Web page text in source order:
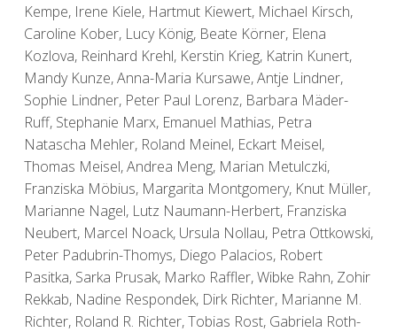
Kempe, Irene Kiele, Hartmut Kiewert, Michael Kirsch,
Caroline Kober, Lucy König, Beate Körner, Elena
Kozlova, Reinhard Krehl, Kerstin Krieg, Katrin Kunert,
Mandy Kunze, Anna-Maria Kursawe, Antje Lindner,
Sophie Lindner, Peter Paul Lorenz, Barbara Mäder-
Ruff, Stephanie Marx, Emanuel Mathias, Petra
Natascha Mehler, Roland Meinel, Eckart Meisel,
Thomas Meisel, Andrea Meng, Marian Metulczki,
Franziska Möbius, Margarita Montgomery, Knut Müller,
Marianne Nagel, Lutz Naumann-Herbert, Franziska
Neubert, Marcel Noack, Ursula Nollau, Petra Ottkowski,
Peter Padubrin-Thomys, Diego Palacios, Robert
Pasitka, Sarka Prusak, Marko Raffler, Wibke Rahn, Zohir
Rekkab, Nadine Respondek, Dirk Richter, Marianne M.
Richter, Roland R. Richter, Tobias Rost, Gabriela Roth-